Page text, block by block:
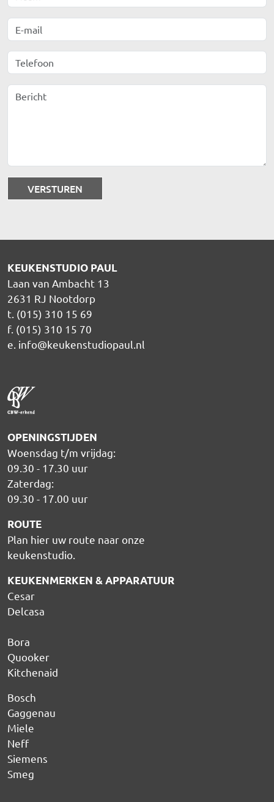
E-mail
Telefoon
Bericht
KEUKENSTUDIO PAUL
Laan van Ambacht 13
2631 RJ Nootdorp
t. (015) 310 15 69
f. (015) 310 15 70
e. info@keukenstudiopaul.nl
OPENINGSTIJDEN
Woensdag t/m vrijdag:
09.30 - 17.30 uur
Zaterdag:
09.30 - 17.00 uur
ROUTE
Plan hier uw route naar onze
keukenstudio
KEUKENMERKEN & APPARATUUR
Cesar
Delcasa
Bora
Quooker
Kitchenaid
Bosch
Gaggenau
Miele
Neff
Siemens
Smeg